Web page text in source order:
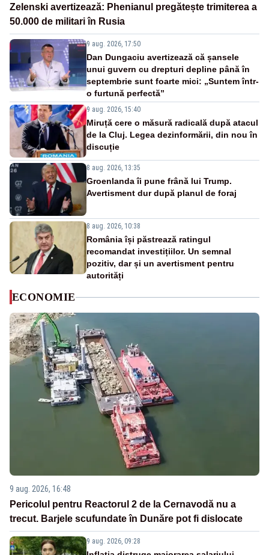
Zelenski avertizează: Phenianul pregătește trimiterea a
50.000 de militari în Rusia
9 aug. 2026, 17:50
Dan Dungaciu avertizează că șansele
unui guvern cu drepturi depline până în
septembrie sunt foarte mici: „Suntem într-
o furtună perfectă”
9 aug. 2026, 15:40
Miruță cere o măsură radicală după atacul
de la Cluj. Legea dezinformării, din nou în
discuție
8 aug. 2026, 13:35
Groenlanda îi pune frână lui Trump.
Avertisment dur după planul de foraj
8 aug. 2026, 10:38
România își păstrează ratingul
recomandat investițiilor. Un semnal
pozitiv, dar și un avertisment pentru
autorități
ECONOMIE
9 aug. 2026, 16:48
Pericolul pentru Reactorul 2 de la Cernavodă nu a
trecut. Barjele scufundate în Dunăre pot fi dislocate
9 aug. 2026, 09:28